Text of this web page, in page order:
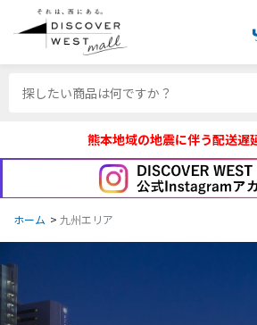
熊本地域の地震に伴う配送遅
ホーム > 九州エリア